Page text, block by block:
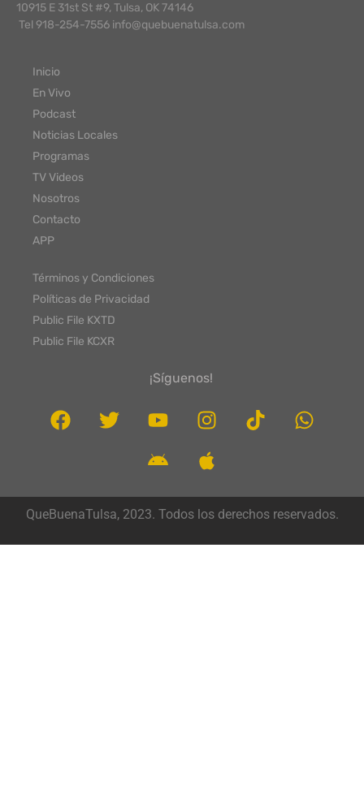
10915 E 31st St #9, Tulsa, OK 74146
Tel 918-254-7556 info@quebuenatulsa.com
Inicio
En Vivo
Podcast
Noticias Locales
Programas
TV Videos
Nosotros
Contacto
APP
Términos y Condiciones
Políticas de Privacidad
Public File KXTD
Public File KCXR
¡Síguenos!
QueBuenaTulsa, 2023. Todos los derechos reservados.